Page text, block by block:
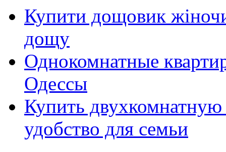
Купити дощовик
дощу
Однокомнатные
Одессы
Купить
удобство для семьи